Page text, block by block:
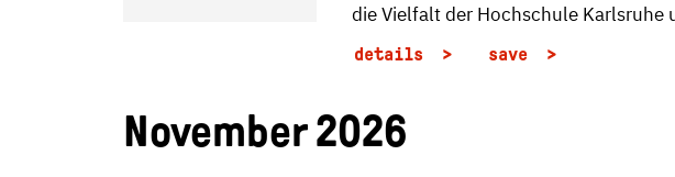
die Vielfalt der Hochschule
details save
November 2026